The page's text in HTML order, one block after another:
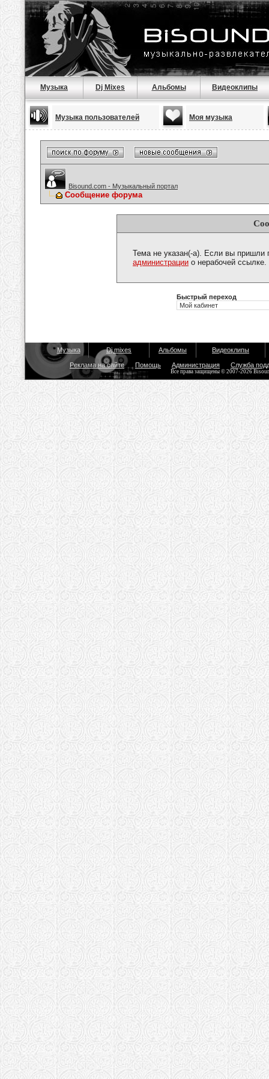
Музыка Dj Mixes Альбомы Видеоклипы
Музыка пользователей Моя музыка
Bisound.com - Музыкальный портал
Сообщение форума
Тема не указан(-а). Если вы пришли
администрации о нерабочей ссылке.
Быстрый переход
Музыка Dj mixes Альбомы Видеоклипы
Реклама на сайте Помощь Администрация Служба
Все права защищены © 2007-2026